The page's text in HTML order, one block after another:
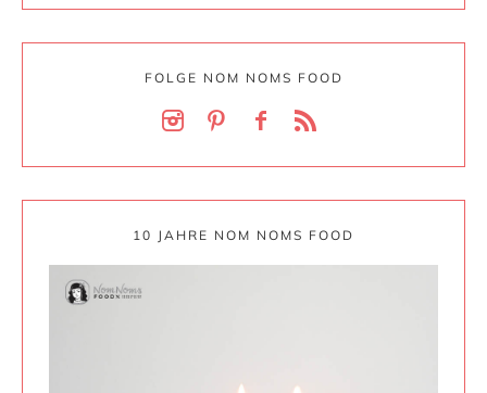
FOLGE NOM NOMS FOOD
10 JAHRE NOM NOMS FOOD